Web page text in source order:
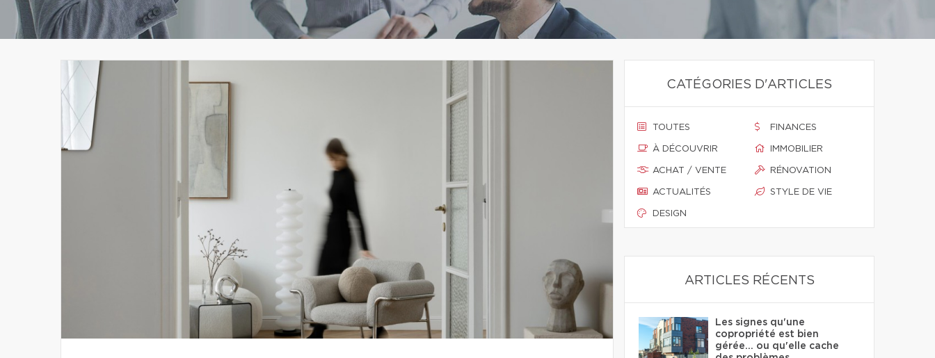
CATÉGORIES D'ARTICLES
TOUTES
À DÉCOUVRIR
ACHAT / VENTE
ACTUALITÉS
DESIGN
FINANCES
IMMOBILIER
RÉNOVATION
STYLE DE VIE
ARTICLES RÉCENTS
Les signes qu'une
copropriété est bien
gérée… ou qu'elle cache